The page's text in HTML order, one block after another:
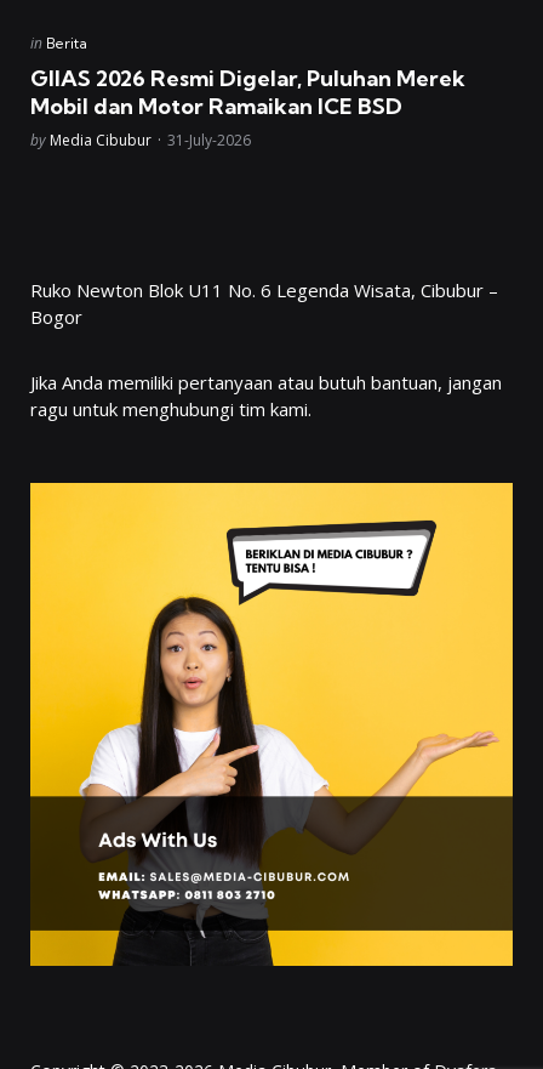
Posted
in Berita
GIIAS 2026 Resmi Digelar, Puluhan Merek
Mobil dan Motor Ramaikan ICE BSD
Posted
by Media Cibubur 31-July-2026
Ruko Newton Blok U11 No. 6 Legenda Wisata, Cibubur –
Bogor
Jika Anda memiliki pertanyaan atau butuh bantuan, jangan
ragu untuk menghubungi tim kami.